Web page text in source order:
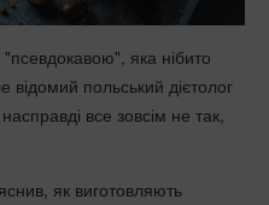
яка нібито
відомий польський дієтолог
все зовсім не так,
як виготовляють